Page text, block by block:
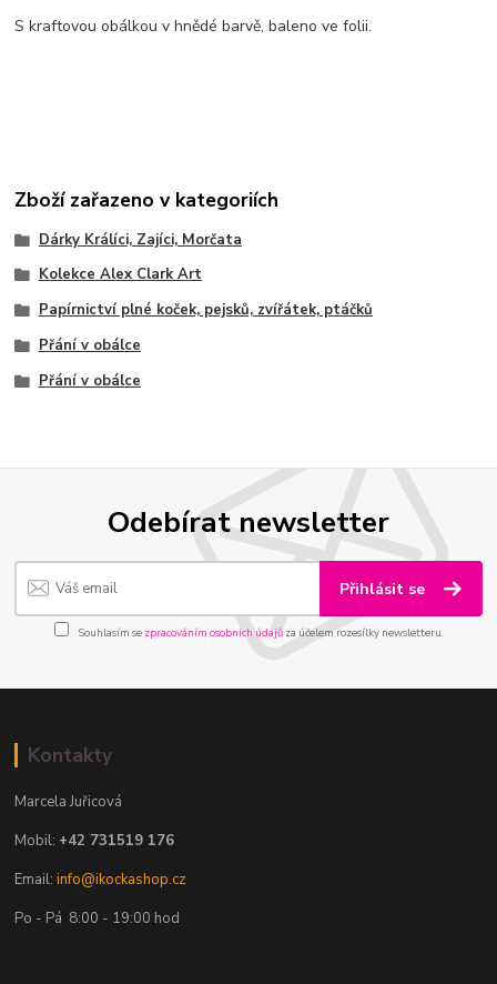
S kraftovou obálkou v hnědé barvě, baleno ve folii.
Zboží zařazeno v kategoriích
Dárky Králíci, Zajíci, Morčata
Kolekce Alex Clark Art
Papírnictví plné koček, pejsků, zvířátek, ptáčků
Přání v obálce
Přání v obálce
Odebírat newsletter
Přihlásit se
Souhlasím se zpracováním osobních údajůza účelem rozesílky newsletteru.
Kontakty
Marcela Juřicová
Mobil: +42 731519 176
Email:info@ikockashop.cz
Po - Pá 8:00 - 19:00 hod